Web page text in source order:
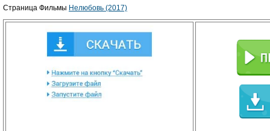
Страница Фильмы Нелюбовь (2017)